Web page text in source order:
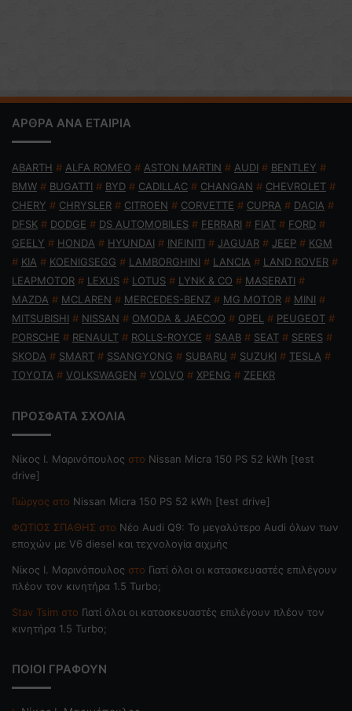
ΑΡΘΡΑ ΑΝΑ ΕΤΑΙΡΙΑ
ABARTH # ALFA ROMEO # ASTON MARTIN # AUDI # BENTLEY #
BMW # BUGATTI # BYD # CADILLAC # CHANGAN # CHEVROLET #
CHERY # CHRYSLER # CITROEN # CORVETTE # CUPRA # DACIA #
DFSK # DODGE # DS AUTOMOBILES # FERRARI # FIAT # FORD #
GEELY # HONDA # HYUNDAI # INFINITI # JAGUAR # JEEP # KGM
# KIA # KOENIGSEGG # LAMBORGHINI # LANCIA # LAND ROVER #
LEAPMOTOR # LEXUS # LOTUS # LYNK & CO # MASERATI #
MAZDA # MCLAREN # MERCEDES-BENZ # MG MOTOR # MINI #
MITSUBISHI # NISSAN # OMODA & JAECOO # OPEL # PEUGEOT #
PORSCHE # RENAULT # ROLLS-ROYCE # SAAB # SEAT # SERES #
SKODA # SMART # SSANGYONG # SUBARU # SUZUKI # TESLA #
TOYOTA # VOLKSWAGEN # VOLVO # XPENG # ZEEKR
ΠΡΟΣΦΑΤΑ ΣΧΟΛΙΑ
Nίκος Ι. Mαρινόπουλος στο Nissan Micra 150 PS 52 kWh [test
drive]
Γιώργος στο Nissan Micra 150 PS 52 kWh [test drive]
ΦΩΤΙΟΣ ΣΠΑΘΗΣ στο Νέο Audi Q9: Το μεγαλύτερο Audi όλων των
εποχών με V6 diesel και τεχνολογία αιχμής
Nίκος Ι. Mαρινόπουλος στο Γιατί όλοι οι κατασκευαστές επιλέγουν
πλέον τον κινητήρα 1.5 Turbo;
Stav Tsim στο Γιατί όλοι οι κατασκευαστές επιλέγουν πλέον τον
κινητήρα 1.5 Turbo;
ΠΟΙΟΙ ΓΡΑΦΟΥΝ